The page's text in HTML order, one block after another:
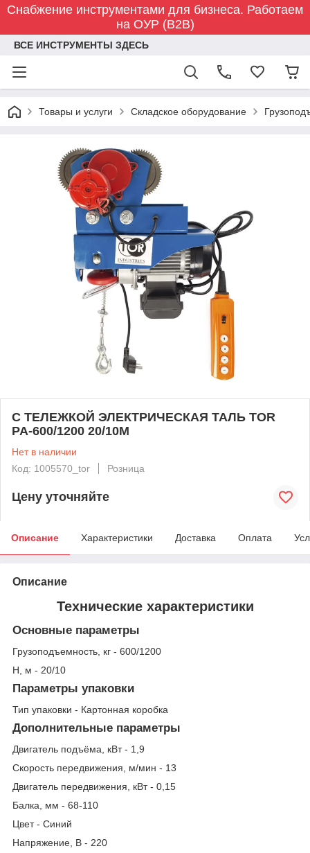
Снабжение инструментами для бизнеса. Работаем
на ОУР (B2B)
ВСЕ ИНСТРУМЕНТЫ ЗДЕСЬ
Товары и услуги Складское оборудование
С ТЕЛЕЖКОЙ ЭЛЕКТРИЧЕСКАЯ ТАЛЬ TOR
PA-600/1200 20/10M
Нет в наличии
Код: 1005570_tor
Розница
Цену уточняйте
Описание Характеристики Доставка Оплата
Описание
Технические характеристики
Основные параметры
Грузоподъемность, кг - 600/1200
Н, м - 20/10
Параметры упаковки
Тип упаковки - Картонная коробка
Дополнительные параметры
Двигатель подъёма, кВт - 1,9
Скорость передвижения, м/мин - 13
Двигатель передвижения, кВт - 0,15
Балка, мм - 68-110
Цвет - Синий
Напряжение, В - 220